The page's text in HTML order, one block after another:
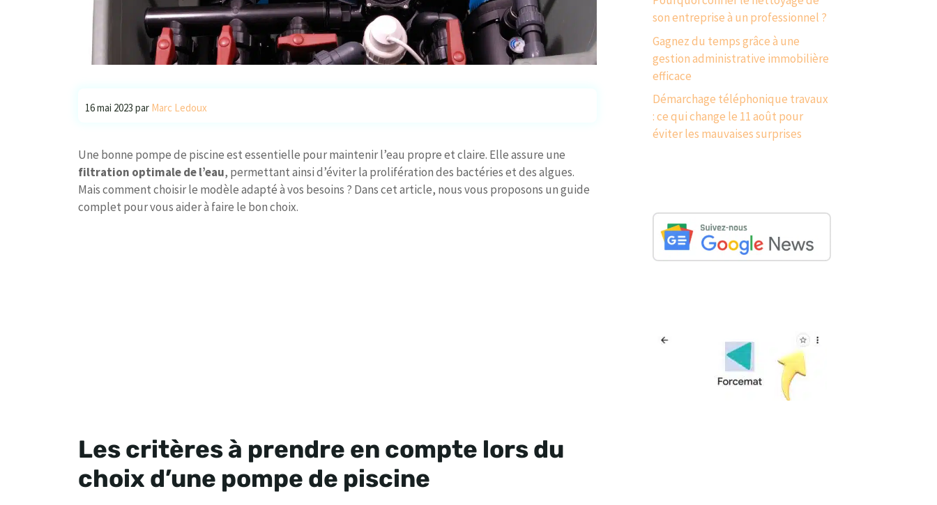
16 mai 2023 par Marc Ledoux
Une bonne pompe de piscine est essentielle pour maintenir l’eau propre et claire. Elle assure une
filtration optimale de l’eau, permettant ainsi d’éviter la prolifération des bactéries et des algues.
Mais comment choisir le modèle adapté à vos besoins ? Dans cet article, nous vous proposons un guide
complet pour vous aider à faire le bon choix.
Les critères à prendre en compte lors du
choix d’une pompe de piscine
son entreprise à un professionnel ?
Gagnez du temps grâce à une
gestion administrative immobilière
efficace
Démarchage téléphonique travaux
: ce qui change le 11 août pour
éviter les mauvaises surprises